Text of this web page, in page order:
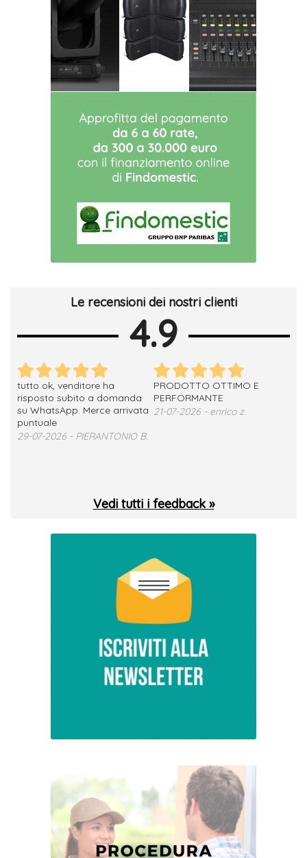
Le recensioni dei nostri clienti
4.9
tutto ok, venditore ha
risposto subito a domanda
su WhatsApp. Merce arrivata
puntuale
29-07-2026 - PIERANTONIO B.
PRODOTTO OTTIMO E
PERFORMANTE
21-07-2026 - enrico z.
Vedi tutti i feedback »